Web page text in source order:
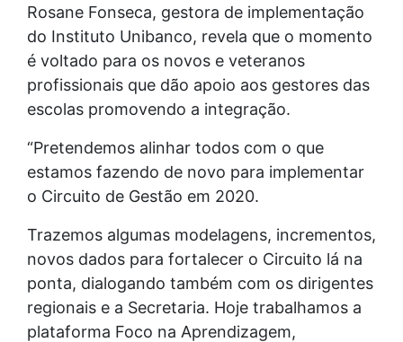
Rosane Fonseca, gestora de implementação
do Instituto Unibanco, revela que o momento
é voltado para os novos e veteranos
profissionais que dão apoio aos gestores das
escolas promovendo a integração.
“Pretendemos alinhar todos com o que
estamos fazendo de novo para implementar
o Circuito de Gestão em 2020.
Trazemos algumas modelagens, incrementos,
novos dados para fortalecer o Circuito lá na
ponta, dialogando também com os dirigentes
regionais e a Secretaria. Hoje trabalhamos a
plataforma Foco na Aprendizagem,